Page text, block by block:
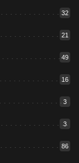
32
21
49
16
3
3
86